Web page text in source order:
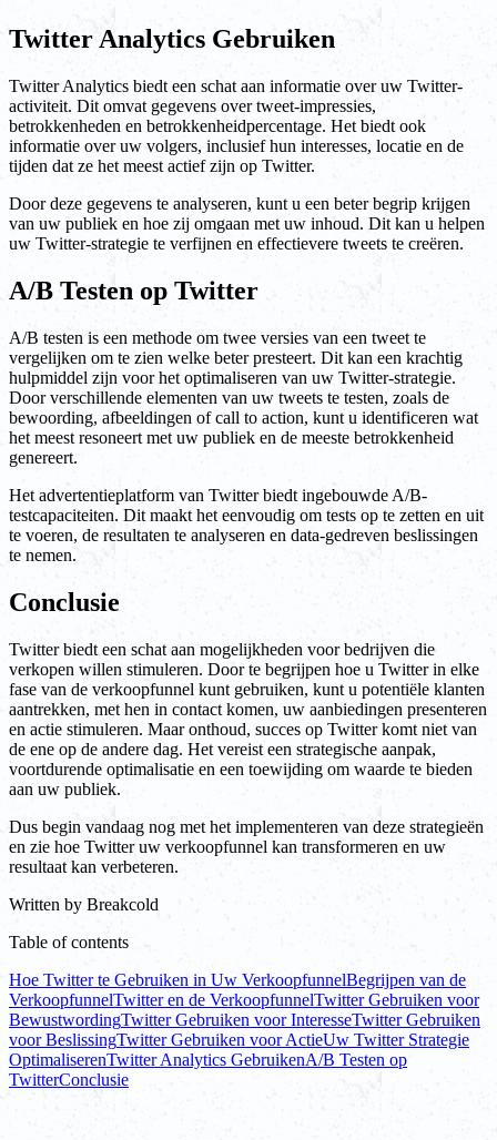
Twitter Analytics Gebruiken
Twitter Analytics biedt een schat aan informatie over uw Twitter-
activiteit. Dit omvat gegevens over tweet-impressies,
betrokkenheden en betrokkenheidpercentage. Het biedt ook
informatie over uw volgers, inclusief hun interesses, locatie en de
tijden dat ze het meest actief zijn op Twitter.
Door deze gegevens te analyseren, kunt u een beter begrip krijgen
van uw publiek en hoe zij omgaan met uw inhoud. Dit kan u helpen
uw Twitter-strategie te verfijnen en effectievere tweets te creëren.
A/B Testen op Twitter
A/B testen is een methode om twee versies van een tweet te
vergelijken om te zien welke beter presteert. Dit kan een krachtig
hulpmiddel zijn voor het optimaliseren van uw Twitter-strategie.
Door verschillende elementen van uw tweets te testen, zoals de
bewoording, afbeeldingen of call to action, kunt u identificeren wat
het meest resoneert met uw publiek en de meeste betrokkenheid
genereert.
Het advertentieplatform van Twitter biedt ingebouwde A/B-
testcapaciteiten. Dit maakt het eenvoudig om tests op te zetten en uit
te voeren, de resultaten te analyseren en data-gedreven beslissingen
te nemen.
Conclusie
Twitter biedt een schat aan mogelijkheden voor bedrijven die
verkopen willen stimuleren. Door te begrijpen hoe u Twitter in elke
fase van de verkoopfunnel kunt gebruiken, kunt u potentiële klanten
aantrekken, met hen in contact komen, uw aanbiedingen presenteren
en actie stimuleren. Maar onthoud, succes op Twitter komt niet van
de ene op de andere dag. Het vereist een strategische aanpak,
voortdurende optimalisatie en een toewijding om waarde te bieden
aan uw publiek.
Dus begin vandaag nog met het implementeren van deze strategieën
en zie hoe Twitter uw verkoopfunnel kan transformeren en uw
resultaat kan verbeteren.
Written by Breakcold
Table of contents
Hoe Twitter te Gebruiken in Uw VerkoopfunnelBegrijpen van de
VerkoopfunnelTwitter en de VerkoopfunnelTwitter Gebruiken voor
BewustwordingTwitter Gebruiken voor InteresseTwitter Gebruiken
voor BeslissingTwitter Gebruiken voor ActieUw Twitter Strategie
OptimaliserenTwitter Analytics GebruikenA/B Testen op
TwitterConclusie